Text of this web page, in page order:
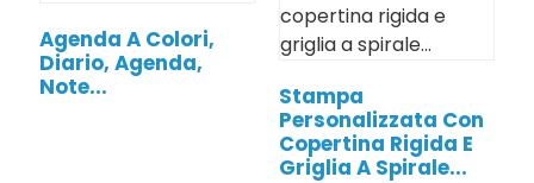
Agenda A Colori,
Diario, Agenda,
Note...
Stampa
Personalizzata Con
Copertina Rigida E
Griglia A Spirale...